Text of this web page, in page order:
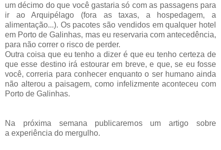
um décimo do que você gastaria só com as passagens para
ir ao Arquipélago (fora as taxas, a hospedagem, a
alimentação...). Os pacotes são vendidos em qualquer hotel
em Porto de Galinhas, mas eu reservaria com antecedência,
para não correr o risco de perder.
Outra coisa que eu tenho a dizer é que eu tenho certeza de
que esse destino irá estourar em breve, e que, se eu fosse
você, correria para conhecer enquanto o ser humano ainda
não alterou a paisagem, como infelizmente aconteceu com
Porto de Galinhas.
Na próxima semana publicaremos um artigo sobre
a experiência do mergulho.